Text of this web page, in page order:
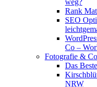
weg?
Rank
SEO
Co –
Fotografie & Co
Das
NRW